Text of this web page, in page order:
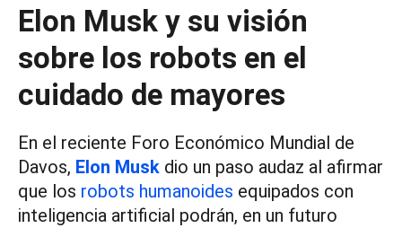
Elon Musk y su visión
sobre los robots en el
cuidado de mayores
En el reciente Foro Económico Mundial de
Davos, Elon Musk dio un paso audaz al afirmar
que los robots humanoides equipados con
inteligencia artificial podrán, en un futuro